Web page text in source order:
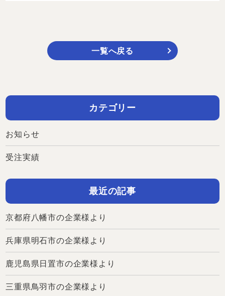
一覧へ戻る
カテゴリー
お知らせ
受注実績
最近の記事
京都府八幡市の企業様より
兵庫県明石市の企業様より
鹿児島県日置市の企業様より
三重県鳥羽市の企業様より